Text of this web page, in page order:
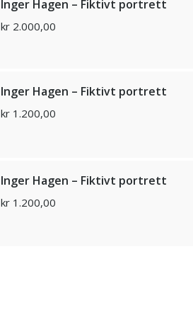
Inger Hagen – Fiktivt portrett
kr2.000,00
Inger Hagen – Fiktivt portrett
kr1.200,00
Inger Hagen – Fiktivt portrett
kr1.200,00